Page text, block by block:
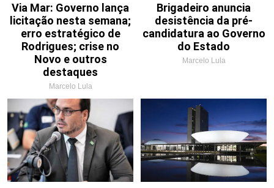
Via Mar: Governo lança
licitação nesta semana;
erro estratégico de
Rodrigues; crise no
Novo e outros
destaques
Marcelo Lula
Brigadeiro anuncia
desistência da pré-
candidatura ao Governo
do Estado
Marcelo Lula